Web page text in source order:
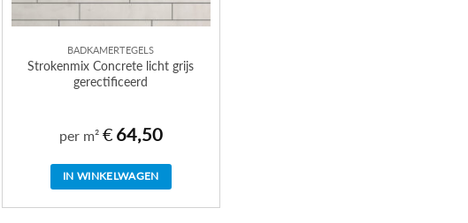
BADKAMERTEGELS
Strokenmix Concrete licht grijs
gerectificeerd
per m² € 64,50
IN WINKELWAGEN